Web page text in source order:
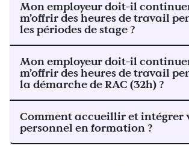
Mon employeur doit-il
m’offrir des heures de travail
les périodes de stage ?
Mon employeur doit-il
m’offrir des heures de travail
la démarche de RAC (32h) ?
Comment accueillir et intégrer
personnel en formation ?